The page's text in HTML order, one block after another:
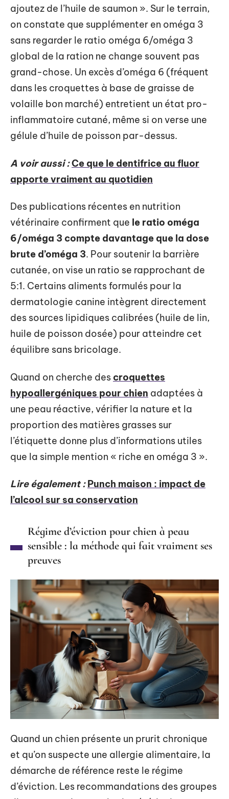
ajoutez de l’huile de saumon ». Sur le terrain,
on constate que supplémenter en oméga 3
sans regarder le ratio oméga 6/oméga 3
global de la ration ne change souvent pas
grand-chose. Un excès d’oméga 6 (fréquent
dans les croquettes à base de graisse de
volaille bon marché) entretient un état pro-
inflammatoire cutané, même si on verse une
gélule d’huile de poisson par-dessus.
A voir aussi :Ce que le dentifrice au fluor
apporte vraiment au quotidien
Des publications récentes en nutrition
vétérinaire confirment que le ratio oméga
6/oméga 3 compte davantage que la dose
brute d’oméga 3. Pour soutenir la barrière
cutanée, on vise un ratio se rapprochant de
5:1. Certains aliments formulés pour la
dermatologie canine intègrent directement
des sources lipidiques calibrées (huile de lin,
huile de poisson dosée) pour atteindre cet
équilibre sans bricolage.
Quand on cherche des croquettes
hypoallergéniques pour chien adaptées à
une peau réactive, vérifier la nature et la
proportion des matières grasses sur
l’étiquette donne plus d’informations utiles
que la simple mention « riche en oméga 3 ».
Lire également : Punch maison : impact de
l’alcool sur sa conservation
Régime d’éviction pour chien à peau
sensible : la méthode qui fait vraiment ses
preuves
Quand un chien présente un prurit chronique
et qu’on suspecte une allergie alimentaire, la
démarche de référence reste le régime
d’éviction. Les recommandations des groupes